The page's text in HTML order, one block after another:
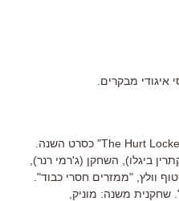
איגודי מבקרים.
איגוד המבקרים של בוסטון בחר ב"The Hurt Locker" כסרט השנה.
ביגלו), השחקן (ג'רמי רנר),
וולץ, "ממזרים חסרי כבוד".
שחקנית משנה: מוניק,